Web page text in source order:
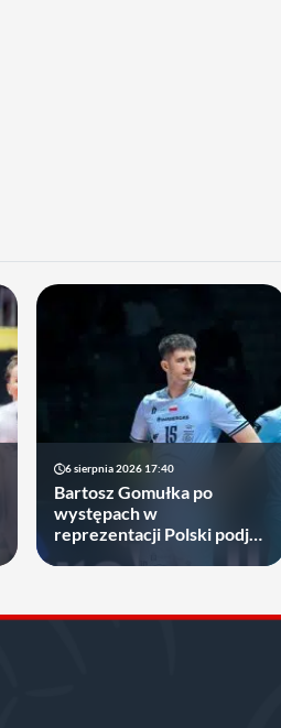
6 sierpnia 2026 17:40
Bartosz Gomułka po
występach w
reprezentacji Polski podjął